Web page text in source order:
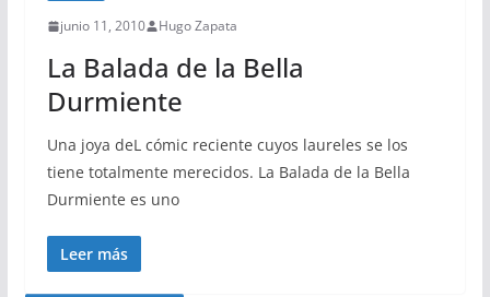
junio 11, 2010 Hugo Zapata
La Balada de la Bella
Durmiente
Una joya deL cómic reciente cuyos laureles se los
tiene totalmente merecidos. La Balada de la Bella
Durmiente es uno
Leer más